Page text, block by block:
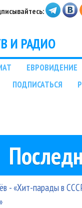
И РАДИО
ЕВРОВИДЕНИЕ
ПОДПИСАТЬСЯ
- «Хит-парады в